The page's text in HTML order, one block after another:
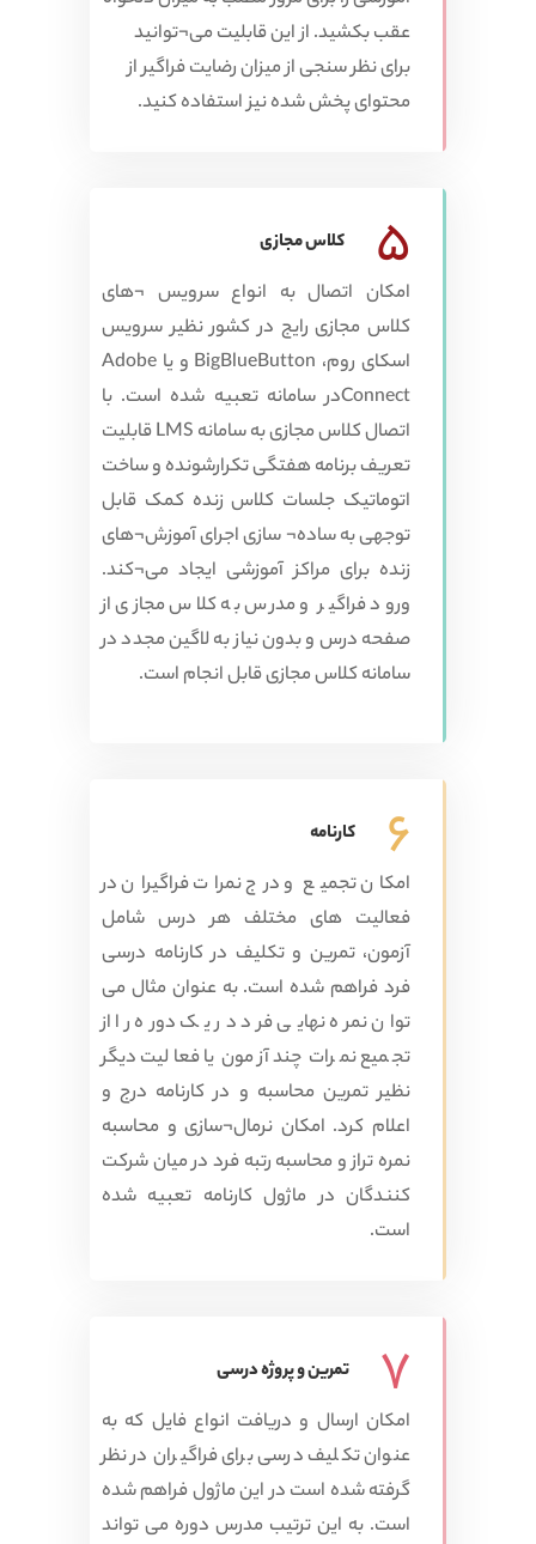
عقب بکشید. از این قابلیت می¬توانید
برای نظر سنجی از میزان رضایت فراگیر از
محتوای پخش شده نیز استفاده کنید.
5 کلاس مجازی
امکان اتصال به انواع سرویس ¬های
کلاس مجازی رایج در کشور نظیر سرویس
اسکای روم، BigBlueButton و یا Adobe
Connectدر سامانه تعبیه شده است. با
اتصال کلاس مجازی به سامانه LMS قابلیت
تعریف برنامه هفتگی تکرارشونده و ساخت
اتوماتیک جلسات کلاس زنده کمک قابل
توجهی به ساده¬ سازی اجرای آموزش¬های
زنده برای مراکز آموزشی ایجاد می¬کند.
ورود فراگیر و مدرس به کلاس مجازی از
صفحه درس و بدون نیاز به لاگین مجدد در
سامانه کلاس مجازی قابل انجام است.
6 کارنامه
امکان تجمیع و درج نمرات فراگیران در
فعالیت های مختلف هر درس شامل
آزمون، تمرین و تکلیف در کارنامه درسی
فرد فراهم شده است. به عنوان مثال می
توان نمره نهایی فرد در یک دوره را از
تجمیع نمرات چند آزمون یا فعالیت دیگر
نظیر تمرین محاسبه و در کارنامه درج و
اعلام کرد. امکان نرمال¬سازی و محاسبه
نمره تراز و محاسبه رتبه فرد در میان شرکت
کنندگان در ماژول کارنامه تعبیه شده
است.
7 تمرین و پروژه درسی
امکان ارسال و دریافت انواع فایل که به
عنوان تکلیف درسی برای فراگیران در نظر
گرفته شده است در این ماژول فراهم شده
است. به این ترتیب مدرس دوره می تواند